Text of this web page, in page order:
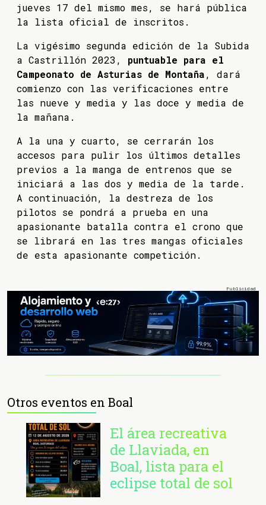
jueves 17 del mismo mes, se hará pública
la lista oficial de inscritos.
La vigésimo segunda edición de la Subida
a Castrillón 2023, puntuable para el
Campeonato de Asturias de Montaña, dará
comienzo con las verificaciones entre
las nueve y media y las doce y media de
la mañana.
A la una y cuarto, se cerrarán los
accesos para pulir los últimos detalles
previos a la manga de entrenos que se
iniciará a las dos y media de la tarde.
A continuación, la destreza de los
pilotos se pondrá a prueba en una
apasionante batalla contra el crono que
se librará en las tres mangas oficiales
de esta apasionante competición.
Otros eventos en Boal
El área recreativa
de Llaviada, en
Boal, lista para el
eclipse total de sol